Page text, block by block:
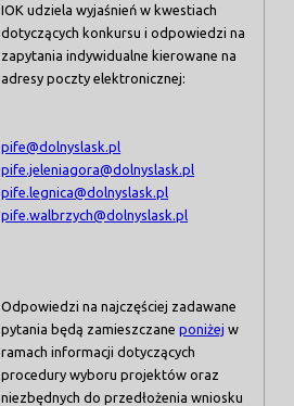
IOK udziela wyjaśnień w kwestiach
dotyczących konkursu i odpowiedzi na
zapytania indywidualne kierowane na
adresy poczty elektronicznej:
pife@dolnyslask.pl
pife.jeleniagora@dolnyslask.pl
pife.legnica@dolnyslask.pl
pife.walbrzych@dolnyslask.pl
Odpowiedzi na najczęściej zadawane
pytania będą zamieszczaneponiżej w
ramach informacji dotyczących
procedury wyboru projektów oraz
niezbędnych do przedłożenia wniosku